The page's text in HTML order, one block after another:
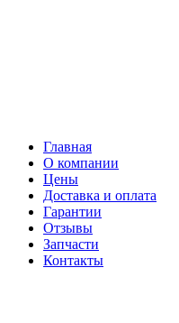
Главная
О компании
Цены
Доставка и оплата
Гарантии
Отзывы
Запчасти
Контакты